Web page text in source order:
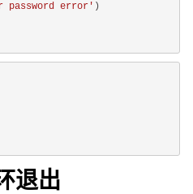
password error' )
退出